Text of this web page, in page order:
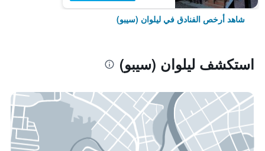
شاهد أرخص الفنادق في ليلوان (سيبو)
استكشف ليلوان (سيبو)